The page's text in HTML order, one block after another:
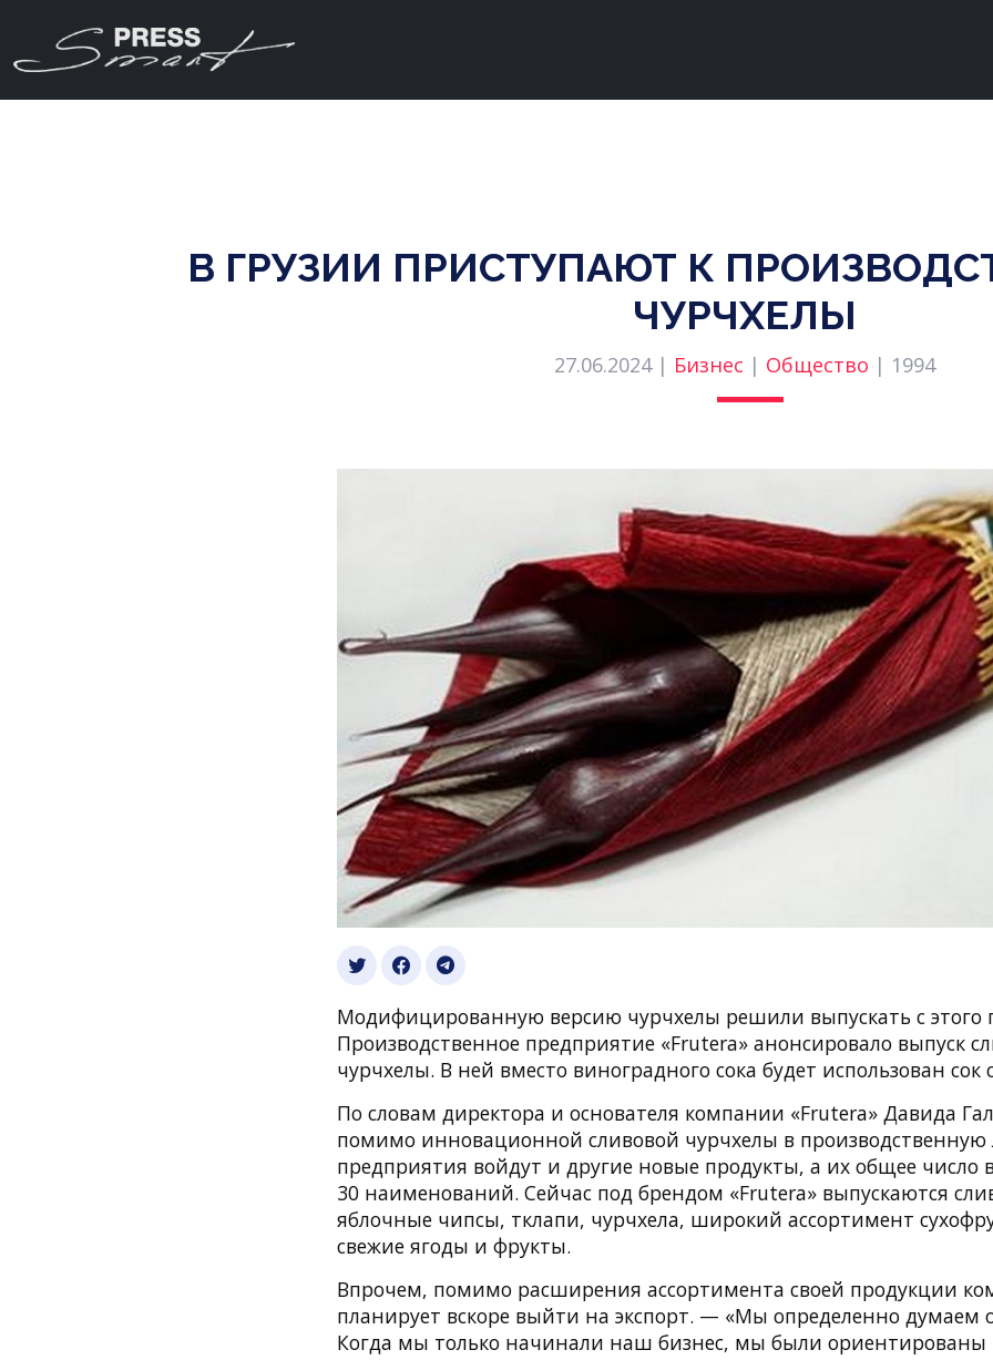
В ГРУЗИИ ПРИСТУПАЮТ К
ЧУРЧХЕЛЫ
27.06.2024 | Бизнес | Общество | 1994
Модифицированную версию чурчхелы решили выпускать с этого
Производственное предприятие «Frutera» анонсировало выпуск
чурчхелы. В ней вместо виноградного сока будет использован сок
По словам директора и основателя компании «Frutera» Давида
помимо инновационной сливовой чурчхелы в производственную
предприятия войдут и другие новые продукты, а их общее число
30 наименований. Сейчас под брендом «Frutera» выпускаются
яблочные чипсы, тклапи, чурчхела, широкий ассортимент
свежие ягоды и фрукты.
Впрочем, помимо расширения ассортимента своей продукции
планирует вскоре выйти на экспорт. — «Мы определенно думаем
Когда мы только начинали наш бизнес, мы были ориентированы